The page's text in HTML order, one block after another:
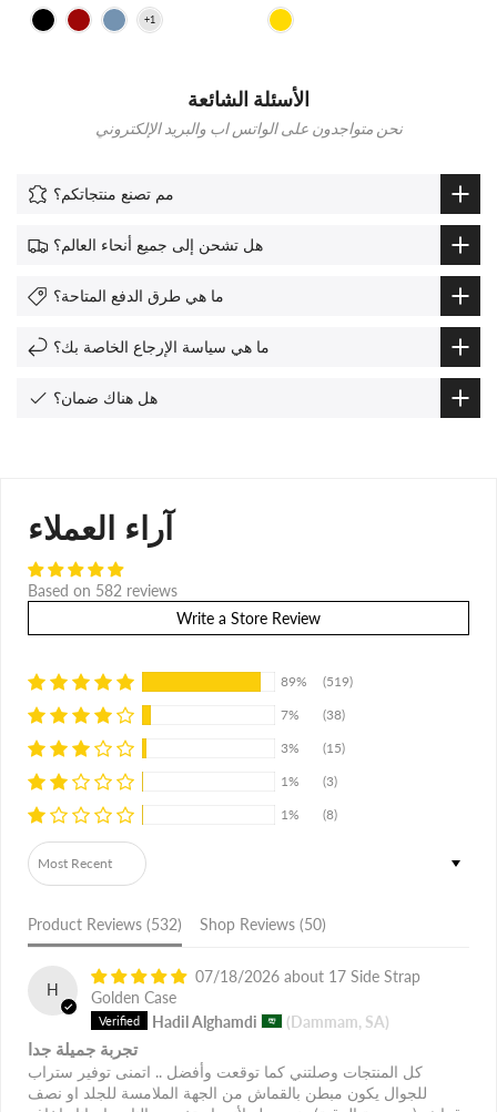
الأسئلة الشائعة
نحن متواجدون على الواتس اب والبريد الإلكتروني
مم تصنع منتجاتكم؟
هل تشحن إلى جميع أنحاء العالم؟
ما هي طرق الدفع المتاحة؟
ما هي سياسة الإرجاع الخاصة بك؟
هل هناك ضمان؟
آراء العملاء
Based on 582 reviews
Write a Store Review
89%
(519)
7%
(38)
3%
(15)
1%
(3)
1%
(8)
Sort by
Product Reviews (532) Shop Reviews (50)
H
07/18/2026
17 Side Strap
Golden Case
Hadil Alghamdi
(Dammam, SA)
تجربة جميلة جدا
كل المنتجات وصلتني كما توقعت وأفضل .. اتمنى توفير ستراب
للجوال يكون مبطن بالقماش من الجهة الملامسة للجلد او نصف